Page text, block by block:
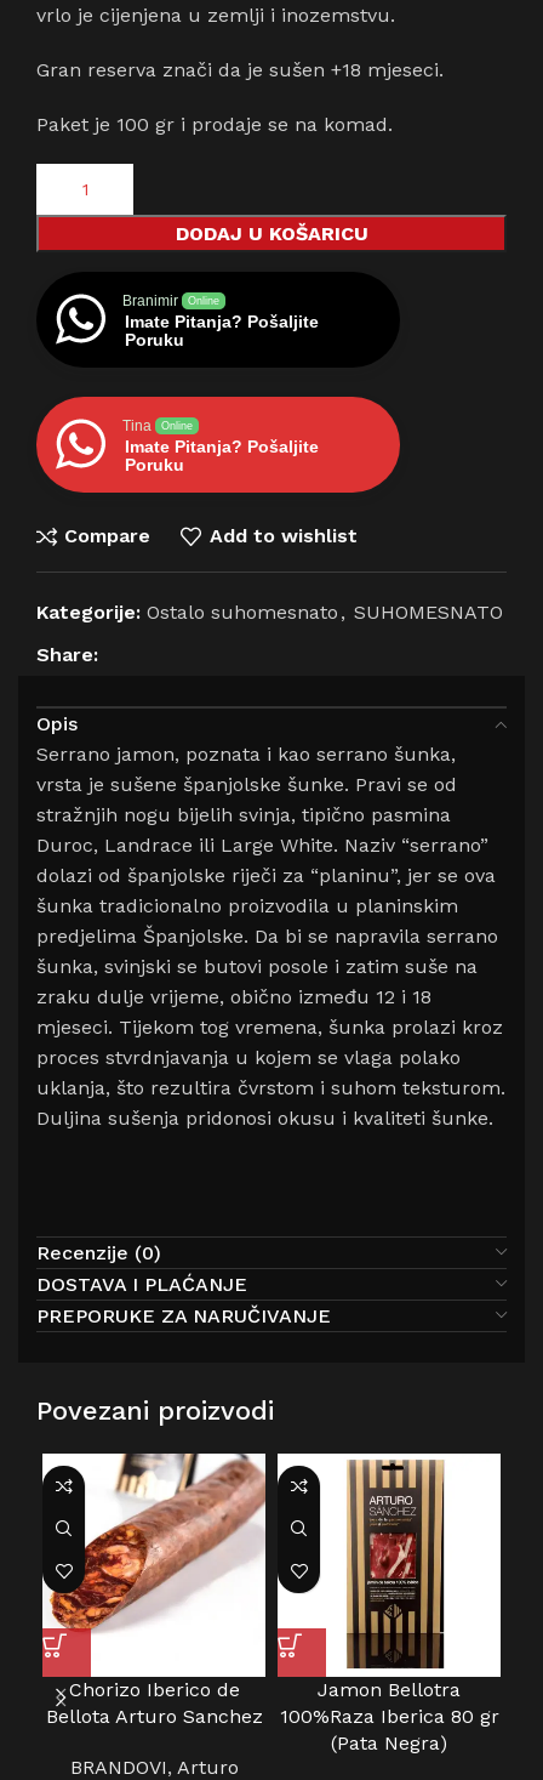
vrlo je cijenjena u zemlji i inozemstvu.
Gran reserva znači da je sušen +18 mjeseci.
Paket je 100 gr i prodaje se na komad.
DODAJ U KOŠARICU
Branimir Online
Imate Pitanja? Pošaljite
Poruku
Tina Online
Imate Pitanja? Pošaljite
Poruku
Compare Add to wishlist
Kategorije: Ostalo suhomesnato , SUHOMESNATO
Share:
Opis
Serrano jamon, poznata i kao serrano šunka,
vrsta je sušene španjolske šunke. Pravi se od
stražnjih nogu bijelih svinja, tipično pasmina
Duroc, Landrace ili Large White. Naziv “serrano”
dolazi od španjolske riječi za “planinu”, jer se ova
šunka tradicionalno proizvodila u planinskim
predjelima Španjolske. Da bi se napravila serrano
šunka, svinjski se butovi posole i zatim suše na
zraku dulje vrijeme, obično između 12 i 18
mjeseci. Tijekom tog vremena, šunka prolazi kroz
proces stvrdnjavanja u kojem se vlaga polako
uklanja, što rezultira čvrstom i suhom teksturom.
Duljina sušenja pridonosi okusu i kvaliteti šunke.
Recenzije (0)
DOSTAVA I PLAĆANJE
PREPORUKE ZA NARUČIVANJE
Povezani proizvodi
Chorizo Iberico de
Bellota Arturo Sanchez
BRANDOVI, Arturo
Jamon Bellotra
100%Raza Iberica 80 gr
(Pata Negra)